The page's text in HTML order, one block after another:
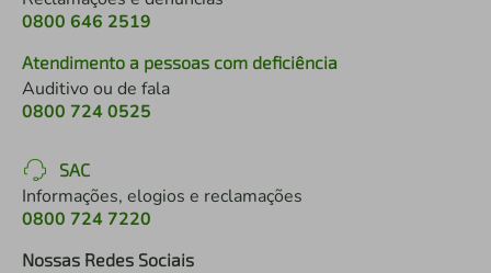
0800 646 2519
Atendimento a pessoas com deficiência
Auditivo ou de fala
0800 724 0525
SAC
Informações, elogios e reclamações
0800 724 7220
Nossas Redes Sociais